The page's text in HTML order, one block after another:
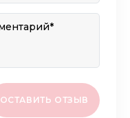
ОСТАВИТЬ ОТЗЫВ